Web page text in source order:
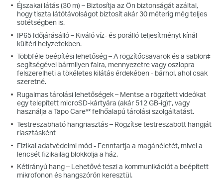
Éjszakai látás (30 m) – Biztosítja az Ön biztonságát azáltal,
hogy tiszta látótávolságot biztosít akár 30 méterig még teljes
sötétségben is.
IP65 Időjárásálló – Kiváló víz- és porálló teljesítményt kínál
kültéri helyzetekben.
Többféle beépítési lehetőség – A rögzítőcsavarok és a sablon‡
segítségével bármilyen falra, mennyezetre vagy oszlopra
felszerelheti a tökéletes kilátás érdekében - bárhol, ahol csak
szeretné.
Rugalmas tárolási lehetőségek – Mentse a rögzített videókat
egy telepített microSD-kártyára (akár 512 GB-ig)†, vagy
használja a Tapo Care** felhőalapú tárolási szolgáltatást.
Testreszabható hangriasztás – Rögzítse testreszabott hangját
riasztásként
Fizikai adatvédelmi mód - Fenntartja a magánéletét, mivel a
lencsét fizikailag blokkolja a ház.
Kétirányú hang – Lehetővé teszi a kommunikációt a beépített
mikrofonon és hangszórón keresztül.